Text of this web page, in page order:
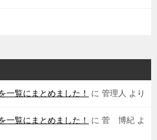
一覧にまとめました！ に 管理人 より
一覧にまとめました！ に 菅 博紀 よ